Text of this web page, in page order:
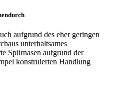
aufgrund des eher geringen
unterhaltsames
Spürnasen aufgrund der
konstruierten Handlung